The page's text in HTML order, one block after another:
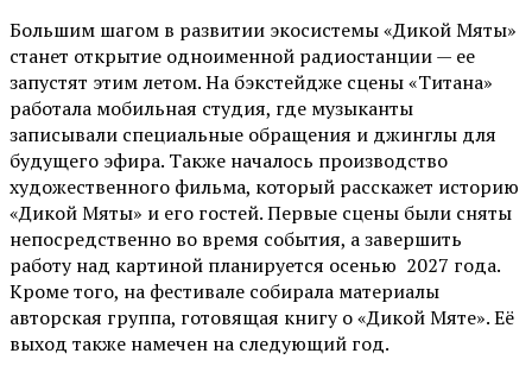
Большим шагом в развитии экосистемы «Дикой Мяты»
станет открытие одноименной радиостанции — ее
запустят этим летом. На бэкстейдже сцены «Титана»
работала мобильная студия, где музыканты
записывали специальные обращения и джинглы для
будущего эфира. Также началось производство
художественного фильма, который расскажет историю
«Дикой Мяты» и его гостей. Первые сцены были сняты
непосредственно во время события, а завершить
работу над картиной планируется осенью 2027 года.
Кроме того, на фестивале собирала материалы
авторская группа, готовящая книгу о «Дикой Мяте». Её
выход также намечен на следующий год.